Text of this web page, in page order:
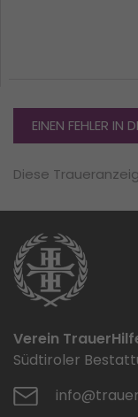
EINEN FEHLER IN
Diese
Verein
Südtiroler